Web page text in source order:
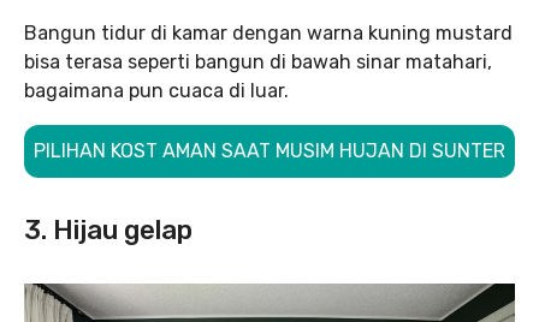
Bangun tidur di kamar dengan warna kuning mustard
bisa terasa seperti bangun di bawah sinar matahari,
bagaimana pun cuaca di luar.
PILIHAN KOST AMAN SAAT MUSIM HUJAN DI SUNTER
3. Hijau gelap